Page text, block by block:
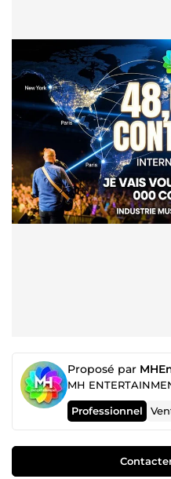
Proposé par
Professionnel